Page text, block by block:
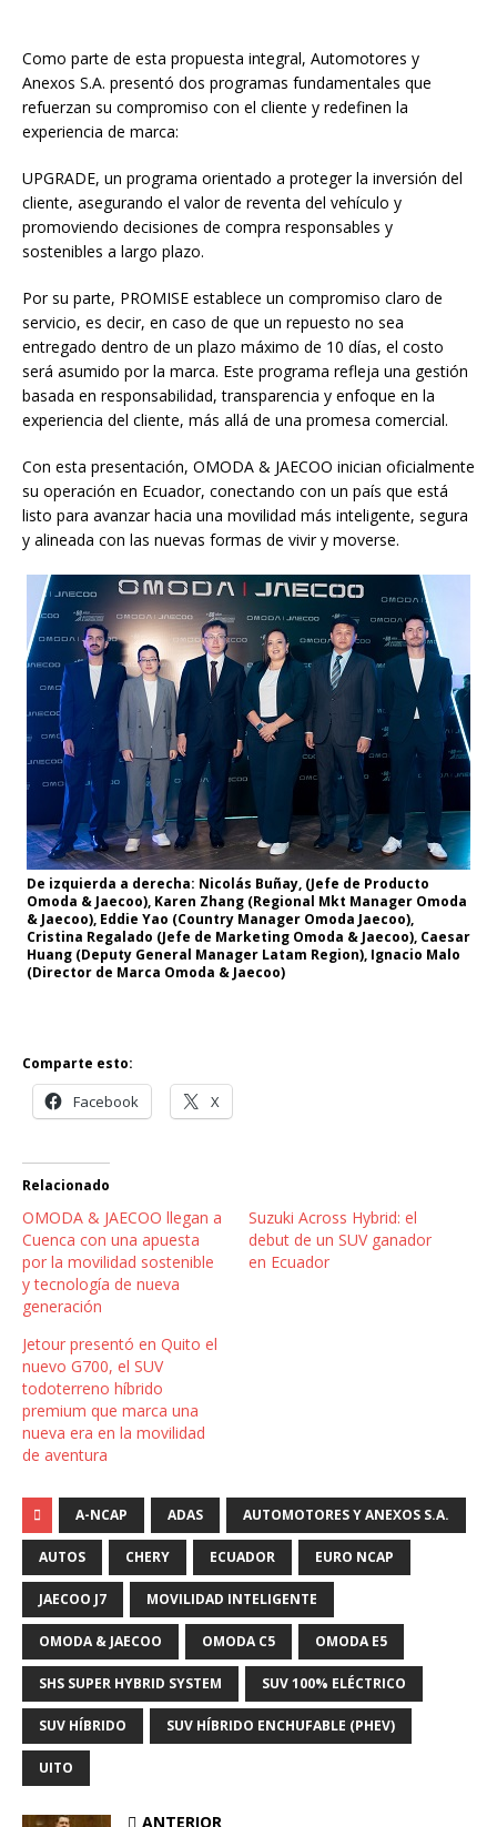
Como parte de esta propuesta integral, Automotores y
Anexos S.A. presentó dos programas fundamentales que
refuerzan su compromiso con el cliente y redefinen la
experiencia de marca:
UPGRADE, un programa orientado a proteger la inversión del
cliente, asegurando el valor de reventa del vehículo y
promoviendo decisiones de compra responsables y
sostenibles a largo plazo.
Por su parte, PROMISE establece un compromiso claro de
servicio, es decir, en caso de que un repuesto no sea
entregado dentro de un plazo máximo de 10 días, el costo
será asumido por la marca. Este programa refleja una gestión
basada en responsabilidad, transparencia y enfoque en la
experiencia del cliente, más allá de una promesa comercial.
Con esta presentación, OMODA & JAECOO inician oficialmente
su operación en Ecuador, conectando con un país que está
listo para avanzar hacia una movilidad más inteligente, segura
y alineada con las nuevas formas de vivir y moverse.
De izquierda a derecha: Nicolás Buñay, (Jefe de Producto
Omoda & Jaecoo), Karen Zhang (Regional Mkt Manager Omoda
& Jaecoo), Eddie Yao (Country Manager Omoda Jaecoo),
Cristina Regalado (Jefe de Marketing Omoda & Jaecoo), Caesar
Huang (Deputy General Manager Latam Region), Ignacio Malo
(Director de Marca Omoda & Jaecoo)
Comparte esto:
Facebook X
Relacionado
OMODA & JAECOO llegan a
Cuenca con una apuesta
por la movilidad sostenible
y tecnología de nueva
generación
Suzuki Across Hybrid: el
debut de un SUV ganador
en Ecuador
Jetour presentó en Quito el
nuevo G700, el SUV
todoterreno híbrido
premium que marca una
nueva era en la movilidad
de aventura
A-NCAP ADAS AUTOMOTORES Y ANEXOS S.A.
AUTOS CHERY ECUADOR EURO NCAP
JAECOO J7 MOVILIDAD INTELIGENTE
OMODA & JAECOO OMODA C5 OMODA E5
SHS SUPER HYBRID SYSTEM SUV 100% ELÉCTRICO
SUV HÍBRIDO SUV HÍBRIDO ENCHUFABLE (PHEV)
UITO
ANTERIOR